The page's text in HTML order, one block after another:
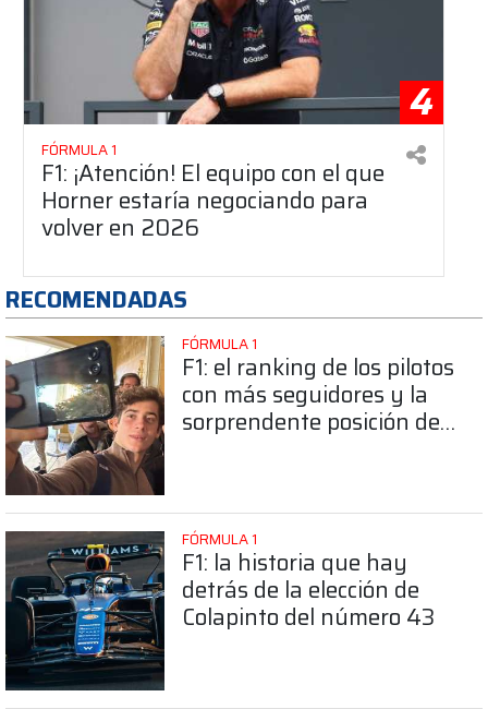
4
FÓRMULA 1
F1: ¡Atención! El equipo con el que
Horner estaría negociando para
volver en 2026
RECOMENDADAS
FÓRMULA 1
F1: el ranking de los pilotos
con más seguidores y la
sorprendente posición de
FÓRMULA 1
F1: la historia que hay
detrás de la elección de
Colapinto del número 43